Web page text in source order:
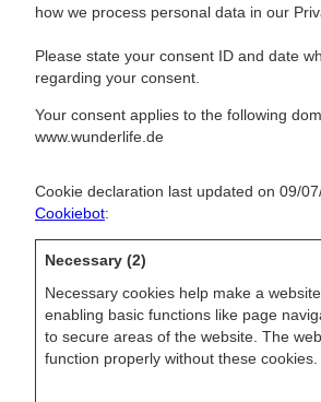
how we process personal data in our
Please state your consent ID and date
regarding your consent.
Your consent applies to the following
www.wunderlife.de
Cookie declaration last updated on 09/
Cookiebot:
Necessary (2)
Necessary cookies help make a
enabling basic functions like page
to secure areas of the website. The
function properly without these cookies.